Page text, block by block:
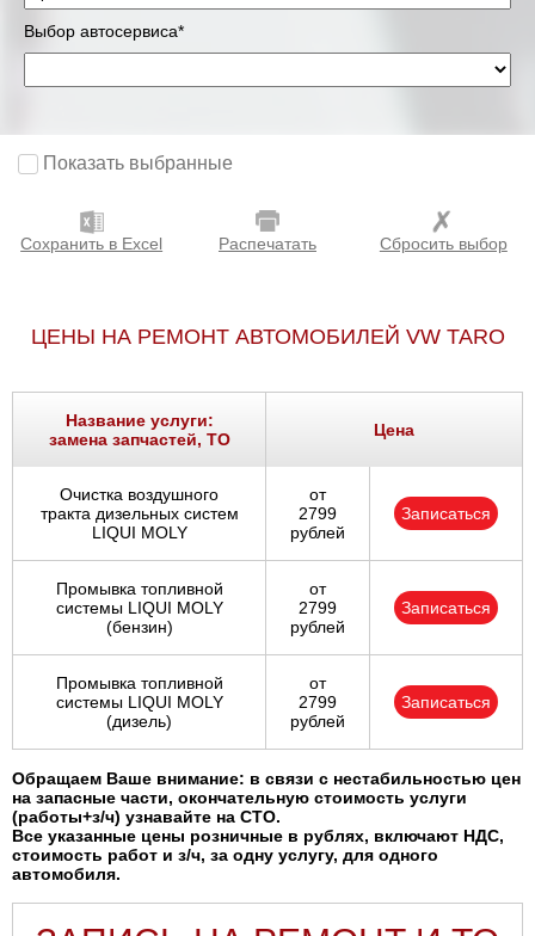
Выбор автосервиса*
Показать выбранные
Сохранить в Excel Распечатать Сбросить выбор
ЦЕНЫ НА РЕМОНТ АВТОМОБИЛЕЙ VW TARO
Название услуги:
замена запчастей, ТО
Цена
Очистка воздушного
тракта дизельных систем
LIQUI MOLY
от
2799
рублей
Записаться
Промывка топливной
системы LIQUI MOLY
(бензин)
от
2799
рублей
Записаться
Промывка топливной
системы LIQUI MOLY
(дизель)
от
2799
рублей
Записаться
Обращаем Ваше внимание: в связи с нестабильностью цен
на запасные части, окончательную стоимость услуги
(работы+з/ч) узнавайте на СТО.
Все указанные цены розничные в рублях, включают НДС,
стоимость работ и з/ч, за одну услугу, для одного
автомобиля.